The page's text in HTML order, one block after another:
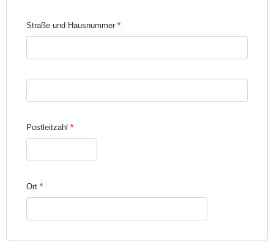
Straße und Hausnummer
Straße und Hausnummer Zeile 3
Postleitzahl
Ort